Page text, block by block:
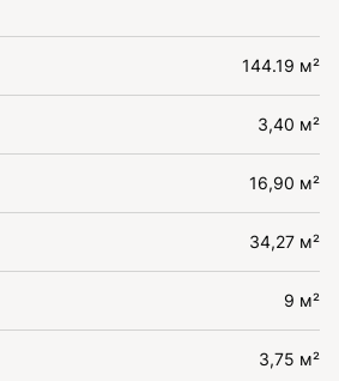
144.19 м²
3,40 м²
16,90 м²
34,27 м²
9 м²
3,75 м²